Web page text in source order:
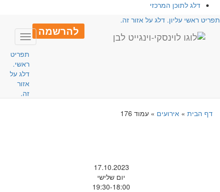
דלג לתוכן המרכזי
ראשי עליון. דלג על אזור זה.
להרשמה
Toggle
תפריט
ראשי.
דלג על
אזור
זה.
דף הבית» אירועים» עמוד 176
17.10.2023
יום שלישי
19:30-18:00